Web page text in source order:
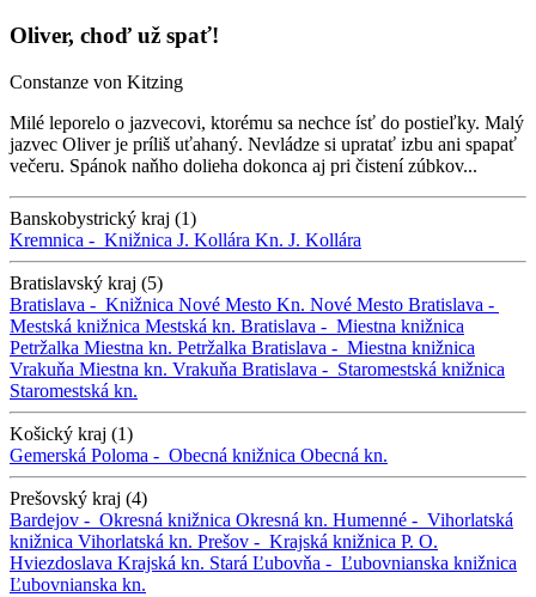
Oliver, choď už spať!
Constanze von Kitzing
Milé leporelo o jazvecovi, ktorému sa nechce ísť do postieľky. Malý
jazvec Oliver je príliš uťahaný. Nevládze si upratať izbu ani spapať
večeru. Spánok naňho dolieha dokonca aj pri čistení zúbkov...
Banskobystrický kraj (1)
Kremnica - Knižnica J. Kollára Kn. J. Kollára
Bratislavský kraj (5)
Bratislava - Knižnica Nové Mesto Kn. Nové Mesto Bratislava -
Mestská knižnica Mestská kn. Bratislava - Miestna knižnica
Petržalka Miestna kn. Petržalka Bratislava - Miestna knižnica
Vrakuňa Miestna kn. Vrakuňa Bratislava - Staromestská knižnica
Staromestská kn.
Košický kraj (1)
Gemerská Poloma - Obecná knižnica Obecná kn.
Prešovský kraj (4)
Bardejov - Okresná knižnica Okresná kn. Humenné - Vihorlatská
knižnica Vihorlatská kn. Prešov - Krajská knižnica P. O.
Hviezdoslava Krajská kn. Stará Ľubovňa - Ľubovnianska knižnica
Ľubovnianska kn.